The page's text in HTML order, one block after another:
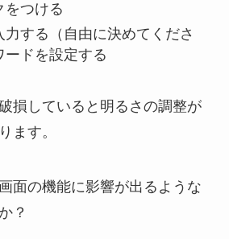
をつける
する（自由に決めてくださ
ドを設定する
損していると明るさの調整が
ます。
面の機能に影響が出るような
？